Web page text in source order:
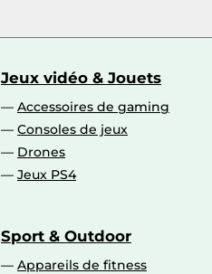
Jeux vidéo & Jouets
Accessoires de gaming
Consoles de jeux
Drones
Jeux PS4
Sport & Outdoor
Appareils de fitness